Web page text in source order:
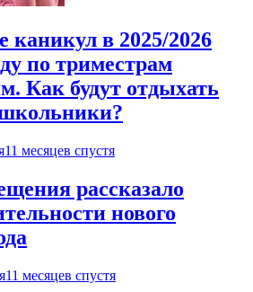
каникул в 2025/2026
по триместрам
Как будут отдыхать
11 месяцев спустя
рассказало
нового
11 месяцев спустя